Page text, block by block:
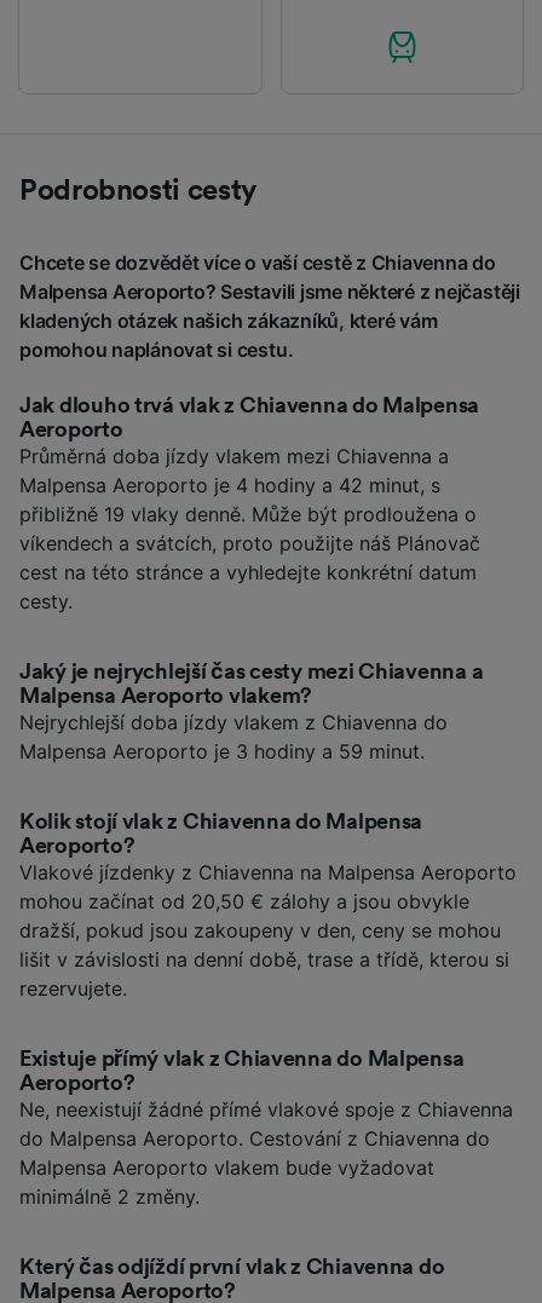
Podrobnosti cesty
Chcete se dozvědět více o vaší cestě z Chiavenna do
Malpensa Aeroporto? Sestavili jsme některé z nejčastěji
kladených otázek našich zákazníků, které vám
pomohou naplánovat si cestu.
Jak dlouho trvá vlak z Chiavenna do Malpensa
Aeroporto
Průměrná doba jízdy vlakem mezi Chiavenna a
Malpensa Aeroporto je 4 hodiny a 42 minut, s
přibližně 19 vlaky denně. Může být prodloužena o
víkendech a svátcích, proto použijte náš Plánovač
cest na této stránce a vyhledejte konkrétní datum
cesty.
Jaký je nejrychlejší čas cesty mezi Chiavenna a
Malpensa Aeroporto vlakem?
Nejrychlejší doba jízdy vlakem z Chiavenna do
Malpensa Aeroporto je 3 hodiny a 59 minut.
Kolik stojí vlak z Chiavenna do Malpensa
Aeroporto?
Vlakové jízdenky z Chiavenna na Malpensa Aeroporto
mohou začínat od 20,50 € zálohy a jsou obvykle
dražší, pokud jsou zakoupeny v den, ceny se mohou
lišit v závislosti na denní době, trase a třídě, kterou si
rezervujete.
Existuje přímý vlak z Chiavenna do Malpensa
Aeroporto?
Ne, neexistují žádné přímé vlakové spoje z Chiavenna
do Malpensa Aeroporto. Cestování z Chiavenna do
Malpensa Aeroporto vlakem bude vyžadovat
minimálně 2 změny.
Který čas odjíždí první vlak z Chiavenna do
Malpensa Aeroporto?